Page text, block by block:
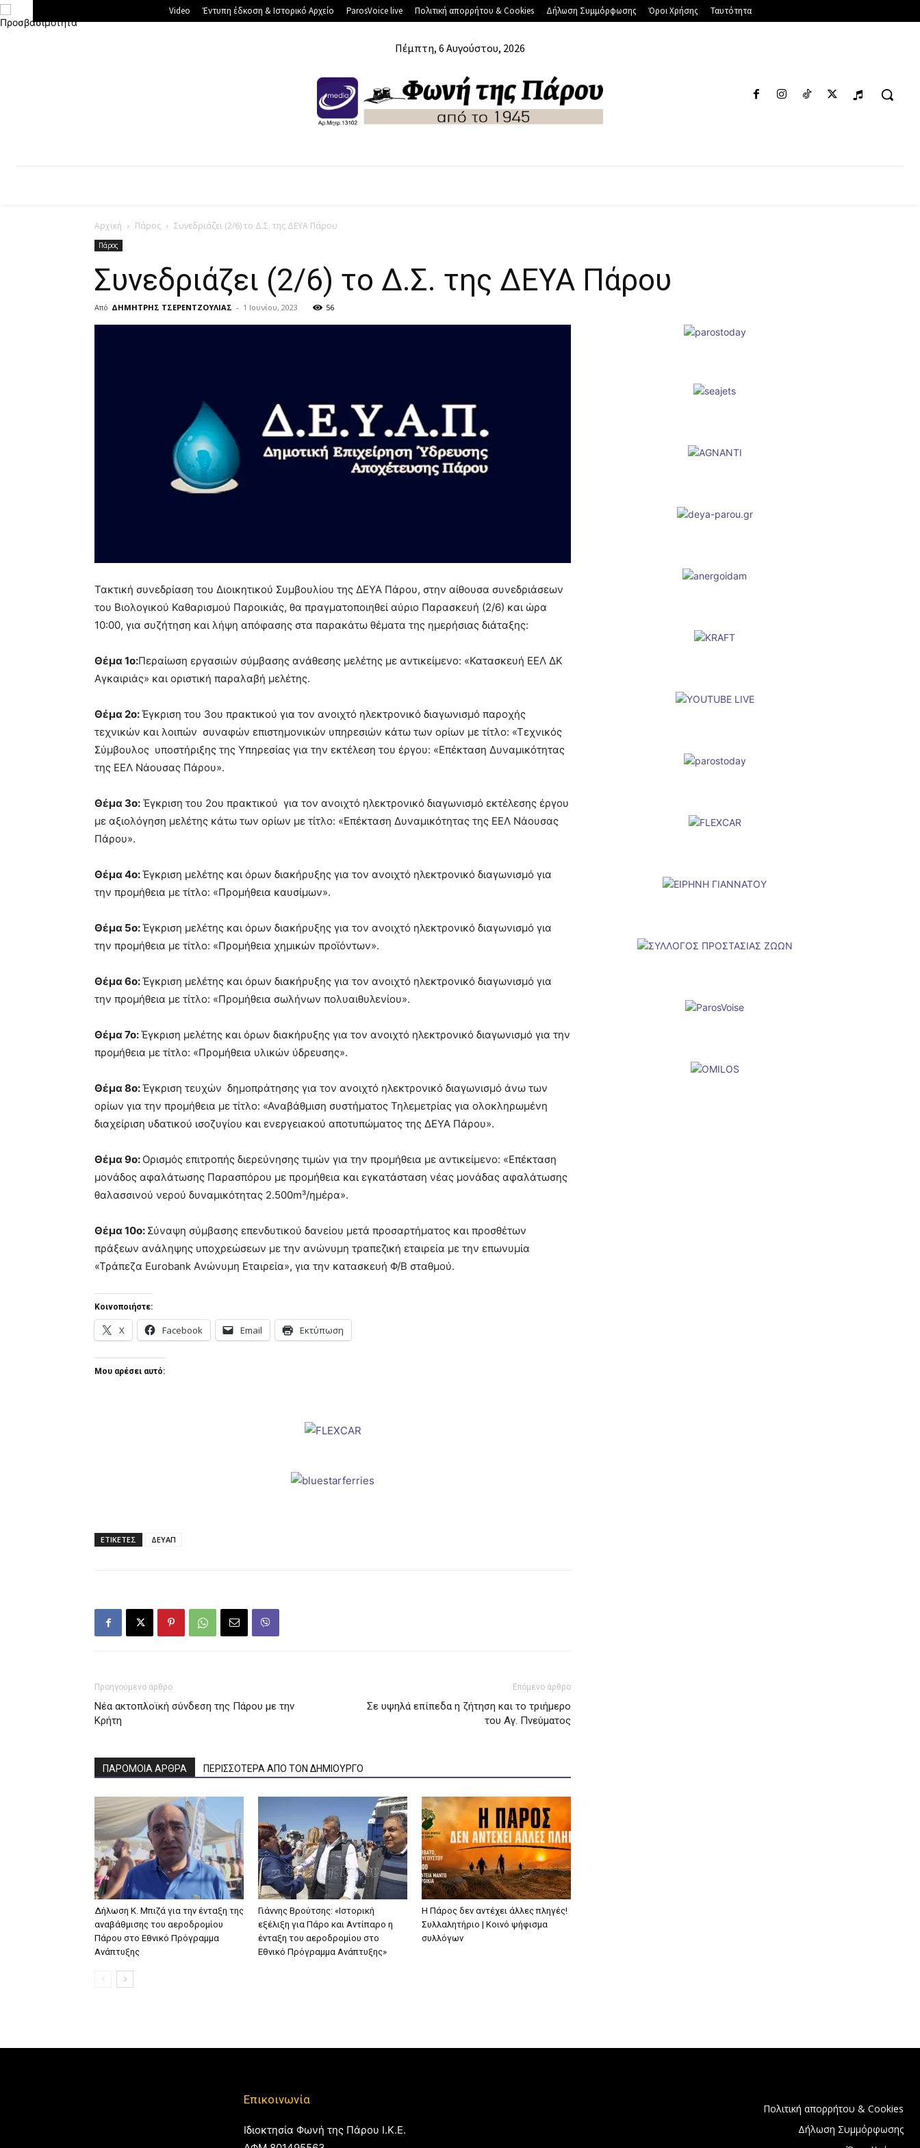
Video Έντυπη έδκοση & Ιστορικό Αρχείο ParosVoice live Πολιτική απορρήτου & Cookies Δήλωση Συμμόρφωσης Όροι Χρήσης Ταυτότητα
Πέμπτη, 6 Αυγούστου, 2026
Αρχική Πάρος Συνεδριάζει (2/6) το Δ.Σ. της ΔΕΥΑ Πάρου
Πάρος
Συνεδριάζει (2/6) το Δ.Σ. της ΔΕΥΑ Πάρου
Από ΔΗΜΗΤΡΗΣ ΤΣΕΡΕΝΤΖΟΥΛΙΑΣ - 1 Ιουνίου, 2023 56
Τακτική συνεδρίαση του Διοικητικού Συμβουλίου της ΔΕΥΑ Πάρου, στην αίθουσα συνεδριάσεων
του Βιολογικού Καθαρισμού Παροικιάς, θα πραγματοποιηθεί αύριο Παρασκευή (2/6) και ώρα
10:00, για συζήτηση και λήψη απόφασης στα παρακάτω θέματα της ημερήσιας διάταξης:
Θέμα 1ο:Περαίωση εργασιών σύμβασης ανάθεσης μελέτης με αντικείμενο: «Κατασκευή ΕΕΛ ΔΚ
Αγκαιριάς» και οριστική παραλαβή μελέτης.
Θέμα 2ο:Έγκριση του 3ου πρακτικού για τον ανοιχτό ηλεκτρονικό διαγωνισμό παροχής
τεχνικών και λοιπών συναφών επιστημονικών υπηρεσιών κάτω των ορίων με τίτλο: «Τεχνικός
Σύμβουλος υποστήριξης της Υπηρεσίας για την εκτέλεση του έργου: «Επέκταση Δυναμικότητας
της ΕΕΛ Νάουσας Πάρου».
Θέμα 3ο: Έγκριση του 2ου πρακτικού για τον ανοιχτό ηλεκτρονικό διαγωνισμό εκτέλεσης έργου
με αξιολόγηση μελέτης κάτω των ορίων με τίτλο: «Επέκταση Δυναμικότητας της ΕΕΛ Νάουσας
Πάρου».
Θέμα 4ο:Έγκριση μελέτης και όρων διακήρυξης για τον ανοιχτό ηλεκτρονικό διαγωνισμό για
την προμήθεια με τίτλο: «Προμήθεια καυσίμων».
Θέμα 5ο:Έγκριση μελέτης και όρων διακήρυξης για τον ανοιχτό ηλεκτρονικό διαγωνισμό για
την προμήθεια με τίτλο: «Προμήθεια χημικών προϊόντων».
Θέμα 6ο:Έγκριση μελέτης και όρων διακήρυξης για τον ανοιχτό ηλεκτρονικό διαγωνισμό για
την προμήθεια με τίτλο: «Προμήθεια σωλήνων πολυαιθυλενίου».
Θέμα 7ο:Έγκριση μελέτης και όρων διακήρυξης για τον ανοιχτό ηλεκτρονικό διαγωνισμό για την
προμήθεια με τίτλο: «Προμήθεια υλικών ύδρευσης».
Θέμα 8ο:Έγκριση τευχών δημοπράτησης για τον ανοιχτό ηλεκτρονικό διαγωνισμό άνω των
ορίων για την προμήθεια με τίτλο: «Αναβάθμιση συστήματος Τηλεμετρίας για ολοκληρωμένη
διαχείριση υδατικού ισοζυγίου και ενεργειακού αποτυπώματος της ΔΕΥΑ Πάρου».
Θέμα 9ο: Ορισμός επιτροπής διερεύνησης τιμών για την προμήθεια με αντικείμενο: «Επέκταση
μονάδος αφαλάτωσης Παρασπόρου με προμήθεια και εγκατάσταση νέας μονάδας αφαλάτωσης
θαλασσινού νερού δυναμικότητας 2.500m³/ημέρα».
Θέμα 10ο: Σύναψη σύμβασης επενδυτικού δανείου μετά προσαρτήματος και προσθέτων
πράξεων ανάληψης υποχρεώσεων με την ανώνυμη τραπεζική εταιρεία με την επωνυμία
«Τράπεζα Eurobank Aνώνυμη Εταιρεία», για την κατασκευή Φ/Β σταθμού.
Κοινοποιήστε:
X Facebook Email Εκτύπωση
Μου αρέσει αυτό:
ΕΤΙΚΕΤΕΣ ΔΕΥΑΠ
Προηγούμενο άρθρο
Νέα ακτοπλοϊκή σύνδεση της Πάρου με την
Κρήτη
Επόμενο άρθρο
Σε υψηλά επίπεδα η ζήτηση και το τριήμερο
του Αγ. Πνεύματος
ΠΑΡΟΜΟΙΑ ΑΡΘΡΑ ΠΕΡΙΣΣΟΤΕΡΑ ΑΠΟ ΤΟΝ ΔΗΜΙΟΥΡΓΟ
Δήλωση Κ. Μπιζά για την ένταξη της
αναβάθμισης του αεροδρομίου
Πάρου στο Εθνικό Πρόγραμμα
Ανάπτυξης
Γιάννης Βρούτσης: «Ιστορική
εξέλιξη για Πάρο και Αντίπαρο η
ένταξη του αεροδρομίου στο
Εθνικό Πρόγραμμα Ανάπτυξης»
Η Πάρος δεν αντέχει άλλες πληγές!
Συλλαλητήριο | Κοινό ψήφισμα
συλλόγων
Επικοινωνία
Ιδιοκτησία Φωνή της Πάρου Ι.Κ.Ε.
Πολιτική απορρήτου & Cookies
Δήλωση Συμμόρφωσης